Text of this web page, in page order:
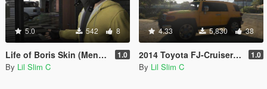
5.0 542 8
Life of Boris Skin (Menyoo Freemode Male) 1.0
By Lil Slim C
4.33 5,830 38
2014 Toyota FJ-Cruiser Enhanced [Replace] 1.0
By Lil Slim C